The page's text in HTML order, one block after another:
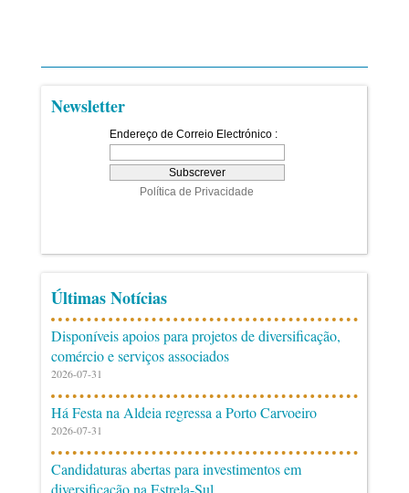
Newsletter
Últimas Notícias
Disponíveis apoios para projetos de diversificação,
comércio e serviços associados
2026-07-31
Há Festa na Aldeia regressa a Porto Carvoeiro
2026-07-31
Candidaturas abertas para investimentos em
diversificação na Estrela-Sul